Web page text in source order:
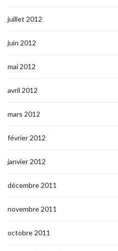
juillet 2012
juin 2012
mai 2012
avril 2012
mars 2012
février 2012
janvier 2012
décembre 2011
novembre 2011
octobre 2011